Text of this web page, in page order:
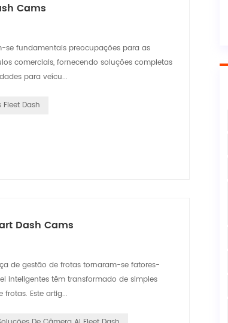
Cams
se fundamentais preocupações para as
comerciais, fornecendo soluções completas
para veícu...
Dash
Dash Cams
de gestão de frotas tornaram-se fatores-
inteligentes têm transformado de simples
Este artig...